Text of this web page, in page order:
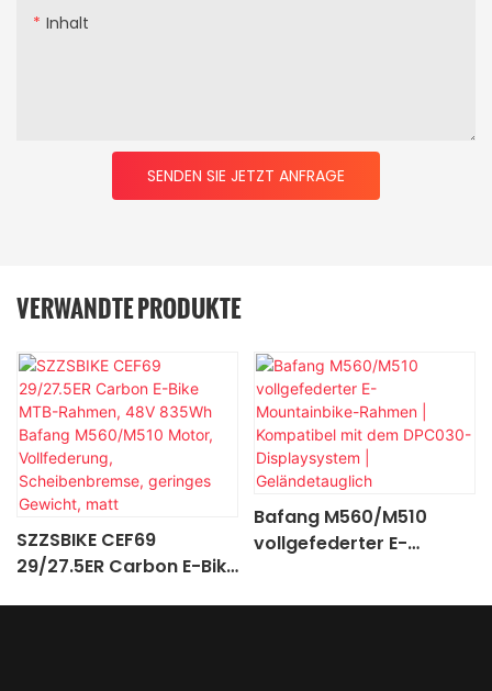
Inhalt
SENDEN SIE JETZT ANFRAGE
VERWANDTE PRODUKTE
SZZSBIKE CEF69
29/27.5ER Carbon E-Bike
Bafang M560/M510
vollgefederter E-